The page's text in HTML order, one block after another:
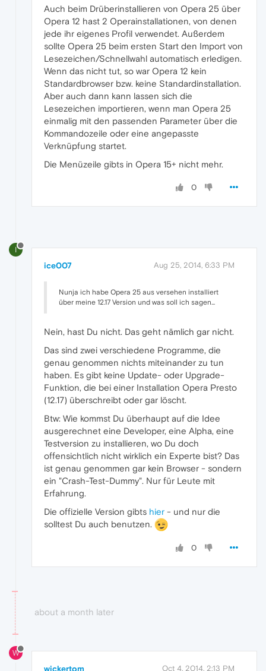
Auch beim Drüberinstallieren von Opera 25 über
Opera 12 hast 2 Operainstallationen, von denen
jede ihr eigenes Profil verwendet. Außerdem
sollte Opera 25 beim ersten Start den Import von
Lesezeichen/Schnellwahl automatisch erledigen.
Wenn das nicht tut, so war Opera 12 kein
Standardbrowser bzw. keine Standardinstallation.
Aber auch dann kann lassen sich die
Lesezeichen importieren, wenn man Opera 25
einmalig mit den passenden Parameter über die
Kommandozeile oder eine angepasste
Verknüpfung startet.
Die Menüzeile gibts in Opera 15+ nicht mehr.
0
I
ice007 Aug 25, 2014, 6:33 PM
Nunja ich habe Opera 25 aus versehen installiert
über meine 12.17 Version und was soll ich sagen...
Nein, hast Du nicht. Das geht nämlich gar nicht.
Das sind zwei verschiedene Programme, die
genau genommen nichts miteinander zu tun
haben. Es gibt keine Update- oder Upgrade-
Funktion, die bei einer Installation Opera Presto
(12.17) überschreibt oder gar löscht.
Btw: Wie kommst Du überhaupt auf die Idee
ausgerechnet eine Developer, eine Alpha, eine
Testversion zu installieren, wo Du doch
offensichtlich nicht wirklich ein Experte bist? Das
ist genau genommen gar kein Browser - sondern
ein "Crash-Test-Dummy". Nur für Leute mit
Erfahrung.
Die offizielle Version gibts hier - und nur die
solltest Du auch benutzen.
0
about a month later
W
wickertom Oct 4, 2014, 2:13 PM